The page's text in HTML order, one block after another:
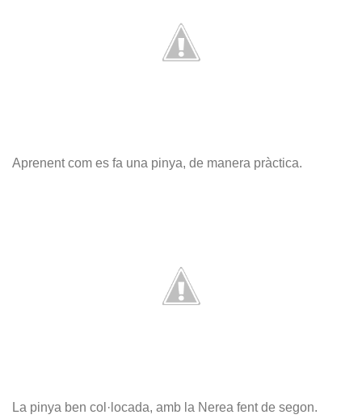
Aprenent com es fa una pinya, de manera pràctica.
La pinya ben col·locada, amb la Nerea fent de segon.